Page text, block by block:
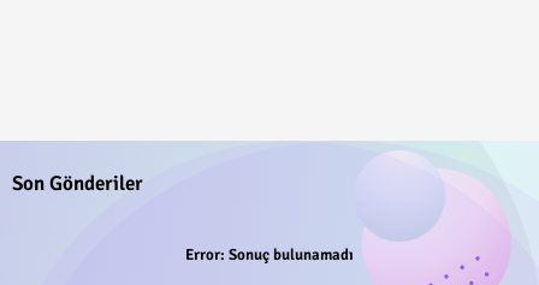
Son Gönderiler
Error: Sonuç bulunamadı